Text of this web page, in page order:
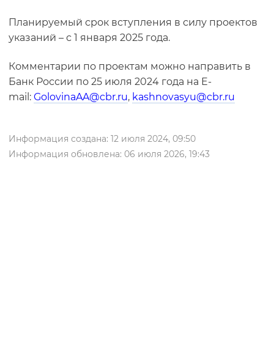
Планируемый срок вступления в силу проектов
указаний – с 1 января 2025 года.
Комментарии по проектам можно направить в
Банк России по 25 июля 2024 года на E-
mail: GolovinaAA@cbr.ru, kashnovasyu@cbr.ru
Информация создана: 12 июля 2024, 09:50
Информация обновлена: 06 июля 2026, 19:43